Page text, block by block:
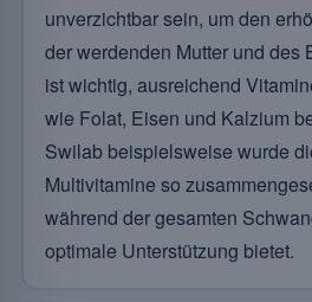
unverzichtbar sein, um den
der werdenden Mutter und des
ist wichtig, ausreichend
wie Folat, Eisen und Kalzium
Swilab beispielsweise wurde
Multivitamine so
während der gesamten
optimale Unterstützung bietet.